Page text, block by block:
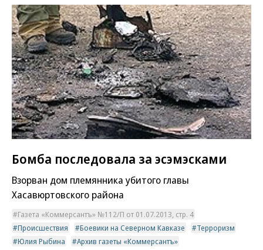
Бомба последовала за эсэмэсками
Взорван дом племянника убитого главы
Хасавюртовского района
Газета «Коммерсантъ» №112/П от 01.07.2013, стр. 4
Происшествия
Боевики на Северном Кавказе
Терроризм
Юлия Рыбина
Архив газеты «Коммерсантъ»